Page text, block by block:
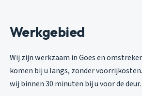
Werkgebied
Wij zijn werkzaam in Goes en
komen bij u langs, zonder
wij binnen 30 minuten bij u voor de deur.